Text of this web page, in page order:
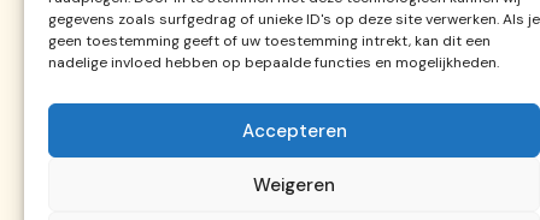
gegevens zoals surfgedrag of unieke ID's op deze site verwerken. Als je
geen toestemming geeft of uw toestemming intrekt, kan dit een
nadelige invloed hebben op bepaalde functies en mogelijkheden.
Accepteren
Weigeren
Pinterest
RSS
© 2026 Alleenpuur.nl ·Algemene voorwaarden·Privacy